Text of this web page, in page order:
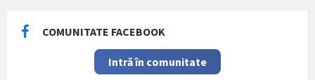
COMUNITATE FACEBOOK
Intră în comunitate